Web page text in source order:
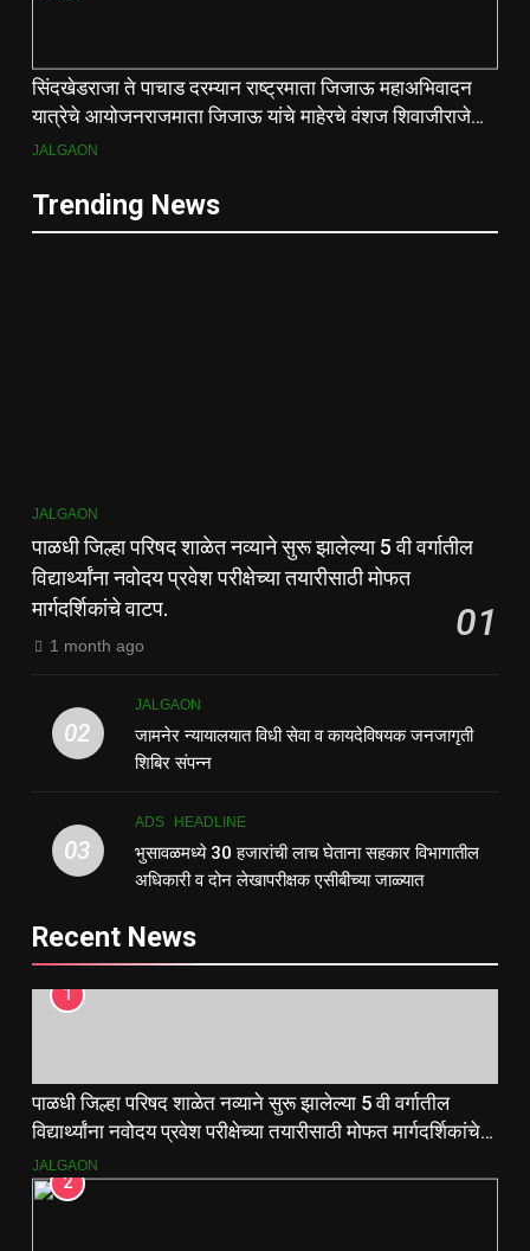
सिंदखेडराजा ते पाचाड दरम्यान राष्ट्रमाता जिजाऊ महाअभिवादन
यात्रेचे आयोजनराजमाता जिजाऊ यांचे माहेरचे वंशज शिवाजीराजे
जाधव यांच्या मार्गदर्शनाखाली ऐतिहासिक यात्रा
JALGAON
Trending News
JALGAON
पाळधी जिल्हा परिषद शाळेत नव्याने सुरू झालेल्या 5 वी वर्गातील
विद्यार्थ्यांना नवोदय प्रवेश परीक्षेच्या तयारीसाठी मोफत
मार्गदर्शिकांचे वाटप.
01
1 month ago
02
JALGAON
जामनेर न्यायालयात विधी सेवा व कायदेविषयक जनजागृती
शिबिर संपन्न
03
ADS HEADLINE
भुसावळमध्ये 30 हजारांची लाच घेताना सहकार विभागातील
अधिकारी व दोन लेखापरीक्षक एसीबीच्या जाळ्यात
Recent News
1
पाळधी जिल्हा परिषद शाळेत नव्याने सुरू झालेल्या 5 वी वर्गातील
विद्यार्थ्यांना नवोदय प्रवेश परीक्षेच्या तयारीसाठी मोफत मार्गदर्शिकांचे
वाटप.
JALGAON
2